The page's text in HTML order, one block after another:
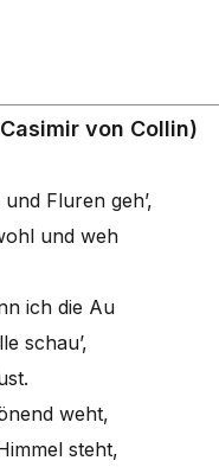
von Collin)
Fluren geh’,
und weh
ich die Au
schau’,
weht,
steht,